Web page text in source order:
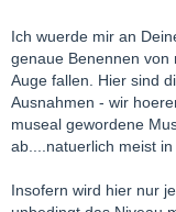
Ich wuerde mir an
genaue Benennen von
Auge fallen. Hier sind
Ausnahmen - wir
museal gewordene
ab....natuerlich meist
Insofern wird hier nur